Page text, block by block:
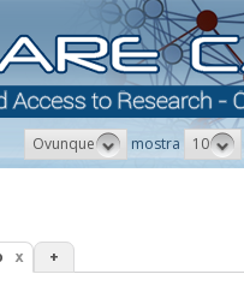
Ovunque mostra 10
+